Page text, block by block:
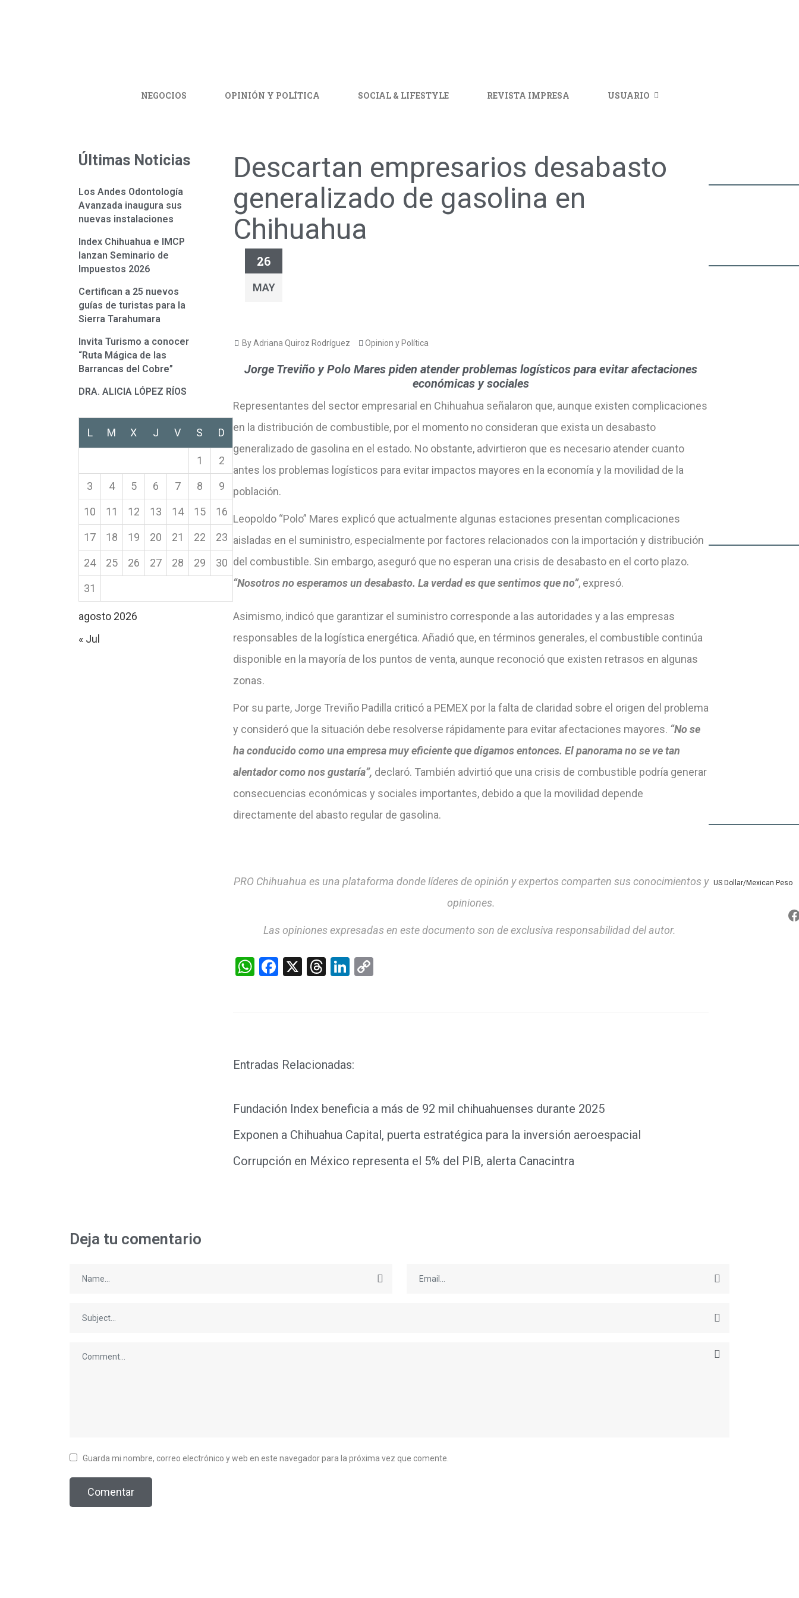
NEGOCIOS OPINIÓN Y POLÍTICA SOCIAL & LIFESTYLE REVISTA IMPRESA USUARIO
Últimas Noticias
Los Andes Odontología
Avanzada inaugura sus
nuevas instalaciones
Index Chihuahua e IMCP
lanzan Seminario de
Impuestos 2026
Certifican a 25 nuevos
guías de turistas para la
Sierra Tarahumara
Invita Turismo a conocer
“Ruta Mágica de las
Barrancas del Cobre”
DRA. ALICIA LÓPEZ RÍOS
agosto 2026
L M X J V S D
1 2
3 4 5 6 7 8 9
10 11 12 13 14 15 16
17 18 19 20 21 22 23
24 25 26 27 28 29 30
31
« Jul
Descartan empresarios desabasto
generalizado de gasolina en
Chihuahua
26
MAY
By Adriana Quiroz Rodríguez Opinion y Política
Jorge Treviño y Polo Mares piden atender problemas logísticos para evitar afectaciones
económicas y sociales
Representantes del sector empresarial en Chihuahua señalaron que, aunque existen complicaciones
en la distribución de combustible, por el momento no consideran que exista un desabasto
generalizado de gasolina en el estado. No obstante, advirtieron que es necesario atender cuanto
antes los problemas logísticos para evitar impactos mayores en la economía y la movilidad de la
población.
Leopoldo “Polo” Mares explicó que actualmente algunas estaciones presentan complicaciones
aisladas en el suministro, especialmente por factores relacionados con la importación y distribución
del combustible. Sin embargo, aseguró que no esperan una crisis de desabasto en el corto plazo.
“Nosotros no esperamos un desabasto. La verdad es que sentimos que no”, expresó.
Asimismo, indicó que garantizar el suministro corresponde a las autoridades y a las empresas
responsables de la logística energética. Añadió que, en términos generales, el combustible continúa
disponible en la mayoría de los puntos de venta, aunque reconoció que existen retrasos en algunas
zonas.
Por su parte, Jorge Treviño Padilla criticó a PEMEX por la falta de claridad sobre el origen del problema
y consideró que la situación debe resolverse rápidamente para evitar afectaciones mayores. “No se
ha conducido como una empresa muy eficiente que digamos entonces. El panorama no se ve tan
alentador como nos gustaría”, declaró. También advirtió que una crisis de combustible podría generar
consecuencias económicas y sociales importantes, debido a que la movilidad depende
directamente del abasto regular de gasolina.
PRO Chihuahua es una plataforma donde líderes de opinión y expertos comparten sus conocimientos y
opiniones.
Las opiniones expresadas en este documento son de exclusiva responsabilidad del autor.
WhatsApp
Facebook
X Threads
LinkedIn
Entradas Relacionadas:
Fundación Index beneficia a más de 92 mil chihuahuenses durante 2025
Exponen a Chihuahua Capital, puerta estratégica para la inversión aeroespacial
Corrupción en México representa el 5% del PIB, alerta Canacintra
US Dollar/Mexican Peso
Deja tu comentario
Guarda mi nombre, correo electrónico y web en este navegador para la próxima vez que comente.